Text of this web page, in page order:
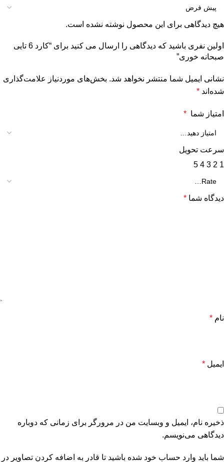
هیچ دیدگاهی برای این محصول نوشته نشده است.
اولین نفری باشید که دیدگاهی را ارسال می کنید برای “کارد 6 تایی
صبحانه خوری”
نشانی ایمیل شما منتشر نخواهد شد. بخش‌های موردنیاز علامت‌گذاری
شده‌اند *
امتیاز شما *
سرعت تحویل
1
2
3
4
5
دیدگاه شما *
نام *
ایمیل *
ذخیره نام، ایمیل و وبسایت من در مرورگر برای زمانی که دوباره
دیدگاهی می‌نویسم.
شما باید وارد حساب خود شده باشید تا قادر به اضافه کردن تصاویر در